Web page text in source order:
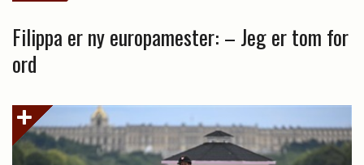
Filippa er ny europamester: – Jeg er tom for
ord